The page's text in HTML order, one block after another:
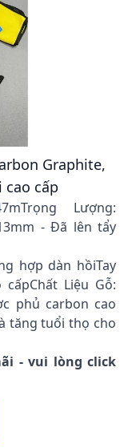
Graphite,
cao cấp
Lượng:
- Đã lên tẩy
hợp dàn hồiTay
Liệu Gỗ:
phủ carbon cao
tăng tuổi thọ cho
- vui lòng click